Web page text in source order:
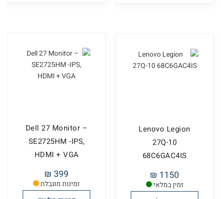
זמינות מוגבלת
Dell 27 Monitor –
SE2725HM -IPS,
HDMI + VGA
399 ₪
זמין במלאי
Lenovo Legion
27Q-10
68C6GAC4IS
1150 ₪